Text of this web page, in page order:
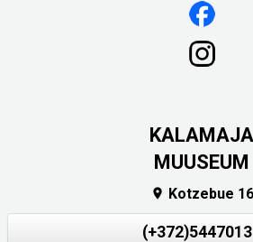
KALAMAJA
MUUSEUM
 Kotzebue 16